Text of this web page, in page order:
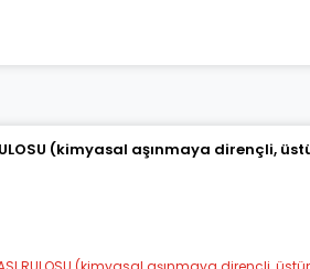
RULOSU (kimyasal aşınmaya dirençli,